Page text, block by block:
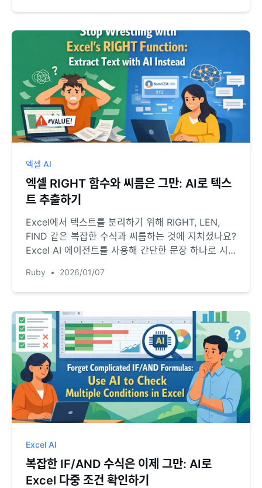
엑셀 AI
엑셀 RIGHT 함수와 씨름은 그만: AI로 텍스
트 추출하기
Excel에서 텍스트를 분리하기 위해 RIGHT, LEN,
FIND 같은 복잡한 수식과 씨름하는 것에 지치셨나요?
Excel AI 에이전트를 사용해 간단한 문장 하나로 시
요.
Ruby • 2026/01/07
Excel AI
복잡한 IF/AND 수식은 이제 그만: AI로
Excel 다중 조건 확인하기